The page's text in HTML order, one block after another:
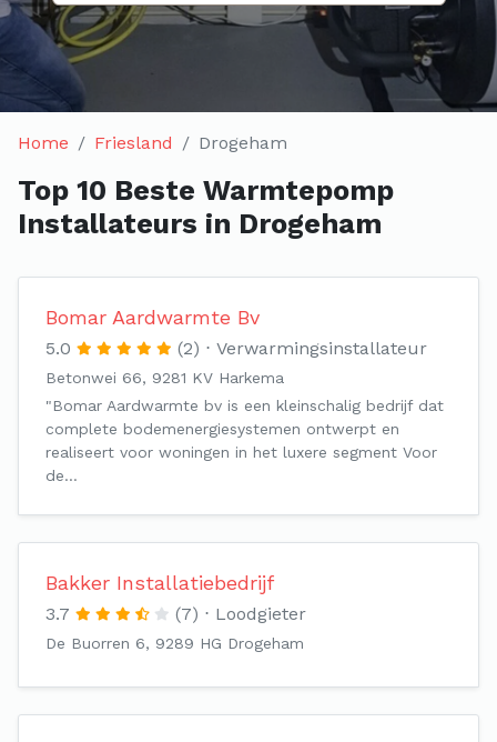
Home Friesland Drogeham
Top 10 Beste Warmtepomp
Installateurs in Drogeham
Bomar Aardwarmte Bv
5.0 (2) Verwarmingsinstallateur
Betonwei 66, 9281 KV Harkema
"Bomar Aardwarmte bv is een kleinschalig bedrijf dat
complete bodemenergiesystemen ontwerpt en
realiseert voor woningen in het luxere segment Voor
de…
Bakker Installatiebedrijf
3.7 (7) Loodgieter
De Buorren 6, 9289 HG Drogeham